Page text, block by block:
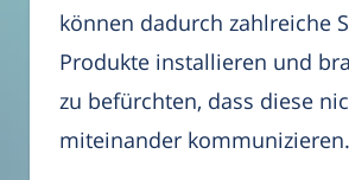
können dadurch zahlreiche
Produkte installieren und
zu befürchten, dass diese
miteinander kommunizieren.